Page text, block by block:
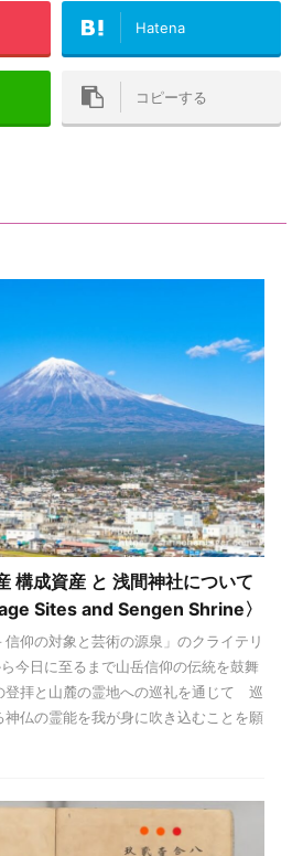
Hatena
コピーする
構成資産 と 浅間神社について
Sites and Sengen Shrine〉
仰の対象と芸術の源泉」のクライテリ
今日に至るまで山岳信仰の伝統を鼓舞
拝と山麓の霊地への巡礼を通じて 巡
仏の霊能を我が身に吹き込むことを願